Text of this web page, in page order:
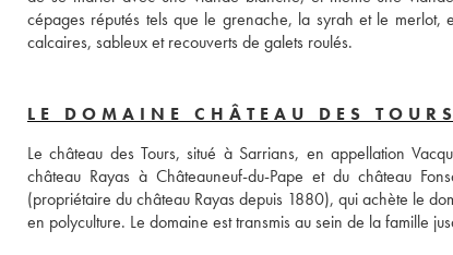
cépages réputés tels que le grenache, la syrah et le merlot,
calcaires, sableux et recouverts de galets roulés.
LE DOMAINE CHÂTEAU DES TOURS
Le château des Tours, situé à Sarrians, en appellation
château Rayas à Châteauneuf-du-Pape et du château
(propriétaire du château Rayas depuis 1880), qui achète le
en polyculture. Le domaine est transmis au sein de la famille